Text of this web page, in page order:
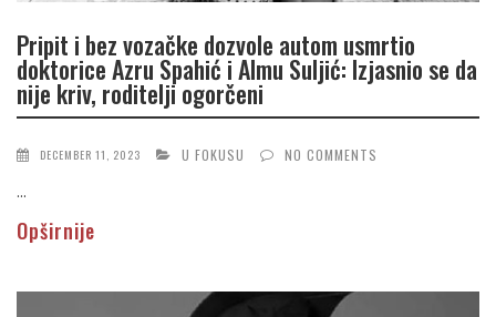
Pripit i bez vozačke dozvole autom usmrtio
doktorice Azru Spahić i Almu Suljić: Izjasnio se da
nije kriv, roditelji ogorčeni
DECEMBER 11, 2023 U FOKUSU NO COMMENTS
...
Opširnije